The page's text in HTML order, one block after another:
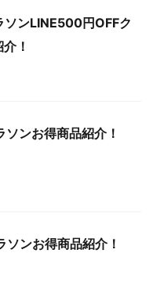
ソンLINE500円OFFク
！
ソンお得商品紹介！
ソンお得商品紹介！